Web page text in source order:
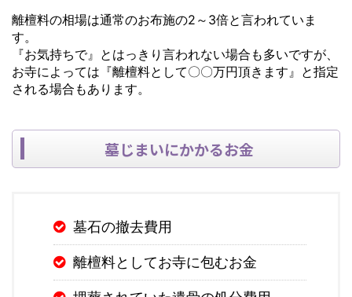
離檀料の相場は通常のお布施の2～3倍と言われていま
す。
『お気持ちで』とはっきり言われない場合も多いですが、
お寺によっては『離檀料として〇〇万円頂きます』と指定
される場合もあります。
墓じまいにかかるお金
墓石の撤去費用
離檀料としてお寺に包むお金